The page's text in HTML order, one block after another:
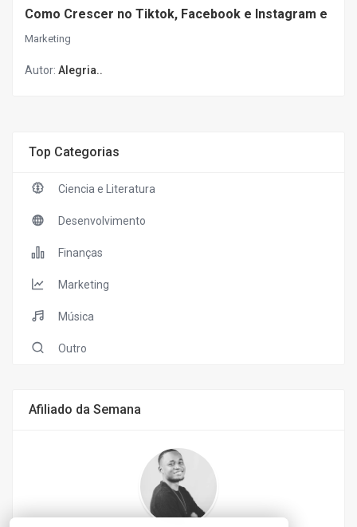
Como Crescer no Tiktok, Facebook e Instagram e
Marketing
Autor: Alegria..
Top Categorias
Ciencia e Literatura
Desenvolvimento
Finanças
Marketing
Música
Outro
Afiliado da Semana